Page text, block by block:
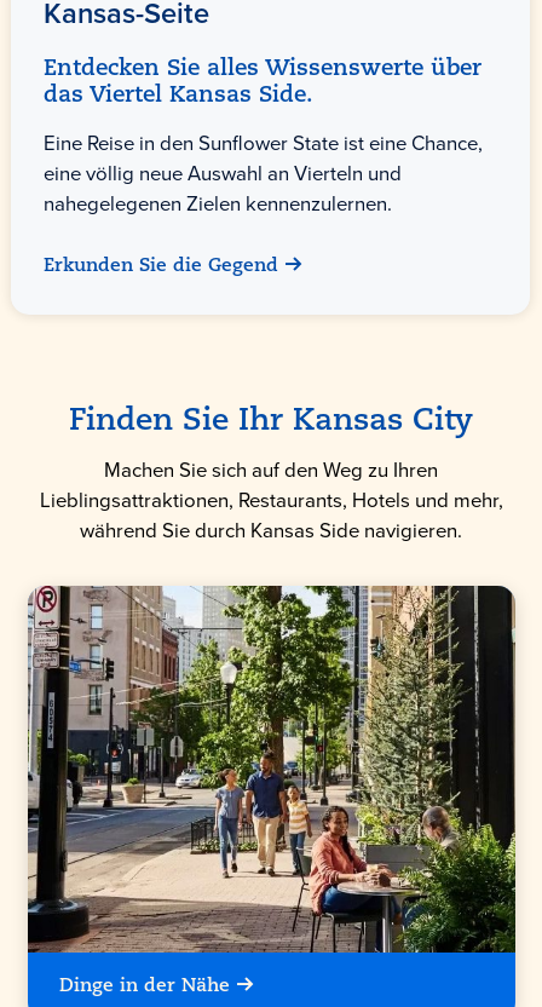
Kansas-Seite
Entdecken Sie alles Wissenswerte über
das Viertel Kansas Side.
Eine Reise in den Sunflower State ist eine Chance,
eine völlig neue Auswahl an Vierteln und
nahegelegenen Zielen kennenzulernen.
Erkunden Sie die Gegend
Finden Sie Ihr Kansas City
Machen Sie sich auf den Weg zu Ihren
Lieblingsattraktionen, Restaurants, Hotels und mehr,
während Sie durch Kansas Side navigieren.
Dinge in der Nähe